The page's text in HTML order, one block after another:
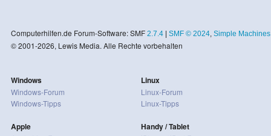
Computerhilfen.de Forum-Software: SMF 2.7.4| SMF © 2024, Simple Machines
© 2001-2026, Lewis Media. Alle Rechte vorbehalten
Windows
Windows-Forum
Windows-Tipps
Apple
Linux
Linux-Forum
Linux-Tipps
Handy / Tablet